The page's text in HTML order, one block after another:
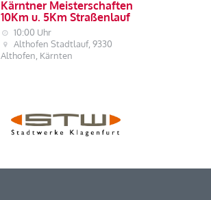
Kärntner Meisterschaften
10Km u. 5Km Straßenlauf
10:00 Uhr
Althofen Stadtlauf, 9330
Althofen, Kärnten